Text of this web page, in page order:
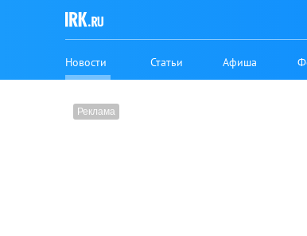
Новости Статьи Афиша